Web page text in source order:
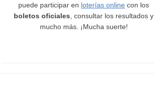
puede participar en loterías online con los
boletos oficiales , consultar los resultados y
mucho más. ¡Mucha suerte!